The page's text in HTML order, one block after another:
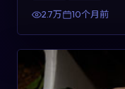
具有检索与收藏价值。
2.7万 10个月前